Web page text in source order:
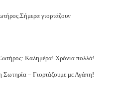
γιορτάζουν
Καλημέρα! Χρόνια πολλά!
Σωτηρία – Γιορτάζουμε με Αγάπη!